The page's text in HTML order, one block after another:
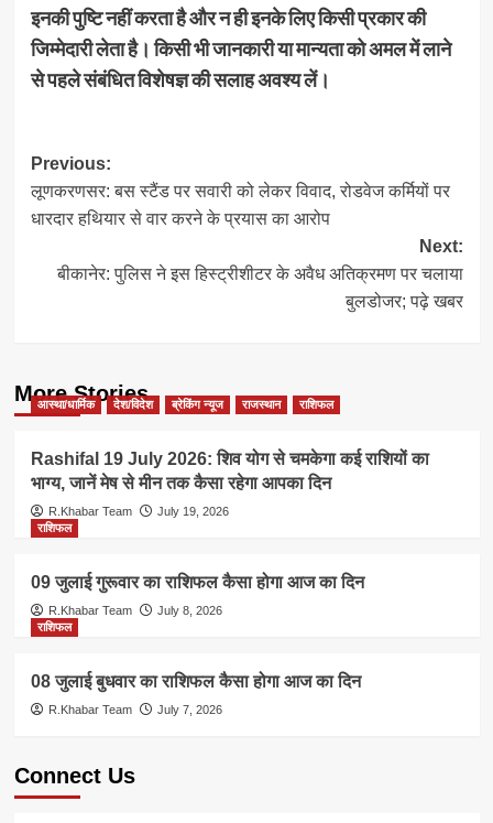
इनकी पुष्टि नहीं करता है और न ही इनके लिए किसी प्रकार की
जिम्मेदारी लेता है। किसी भी जानकारी या मान्यता को अमल में लाने
से पहले संबंधित विशेषज्ञ की सलाह अवश्य लें।
Post
navigation
Previous:
लूणकरणसर: बस स्टैंड पर सवारी को लेकर विवाद, रोडवेज कर्मियों पर
धारदार हथियार से वार करने के प्रयास का आरोप
Next:
बीकानेर: पुलिस ने इस हिस्ट्रीशीटर के अवैध अतिक्रमण पर चलाया
बुलडोजर; पढ़े खबर
More Stories
आस्था/धार्मिक देश/विदेश ब्रेकिंग न्यूज राजस्थान राशिफल
Rashifal 19 July 2026: शिव योग से चमकेगा कई राशियों का
भाग्य, जानें मेष से मीन तक कैसा रहेगा आपका दिन
R.Khabar Team
July 19, 2026
राशिफल
09 जुलाई गुरूवार का राशिफल कैसा होगा आज का दिन
R.Khabar Team
July 8, 2026
राशिफल
08 जुलाई बुधवार का राशिफल कैसा होगा आज का दिन
R.Khabar Team July 7, 2026
Connect Us